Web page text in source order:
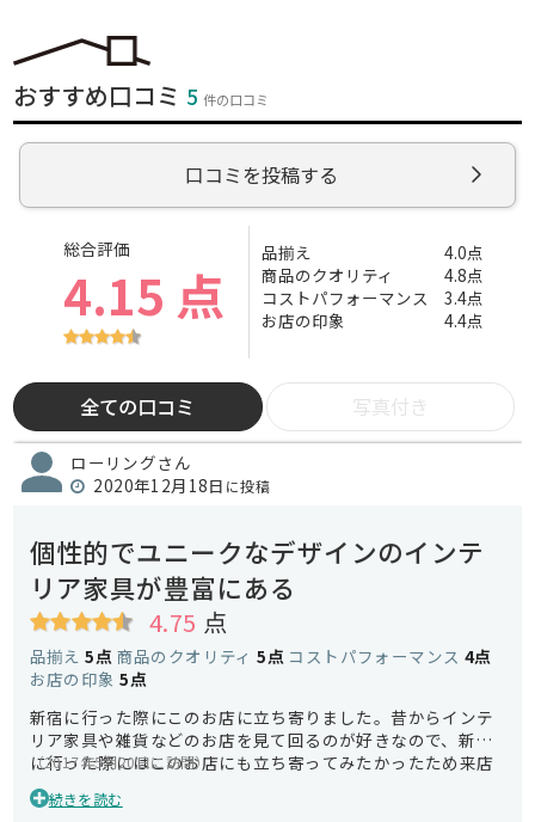
おすすめ口コミ 5件の口コミ
口コミを投稿する
総合評価
4.15 点
品揃え
4.0点
商品のクオリティ
4.8点
コストパフォーマンス
3.4点
お店の印象
4.4点
全ての口コミ 写真付き
ローリングさん
2020年12月18日 に投稿
個性的でユニークなデザインのインテ
リア家具が豊富にある
4.75 点
品揃え 5点 商品のクオリティ 5点 コストパフォーマンス 4点
お店の印象 5点
新宿に行った際にこのお店に立ち寄りました。昔からインテ
リア家具や雑貨などのお店を見て回るのが好きなので、新宿
に行った際にはこのお店にも立ち寄ってみたかったため来店
してみました。初めて来店した際にはデザインがとてもユニ
ークなインテリア家具が多かったので、驚きとワクワク感が
（2017年5月20日に訪問）
続きを読む